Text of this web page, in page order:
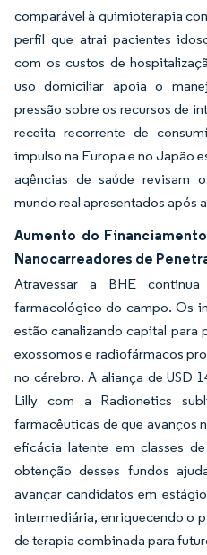
comparável à quimioterapia
perfil que atrai pacientes
com os custos de
uso domiciliar apoia o
pressão sobre os recursos de
receita recorrente de
impulso na Europa e no Japão
agências de saúde revisam
mundo real apresentados após
Aumento do
Nanocarreadores de
Atravessar a BHE
farmacológico do campo. Os
estão canalizando capital para
exossomos e radiofármacos
no cérebro. A aliança de USD
Lilly com a Radionetics
farmacêuticas de que avanços
eficácia latente em classes
obtenção desses fundos
avançar candidatos em
intermediária, enriquecendo o
de terapia combinada para